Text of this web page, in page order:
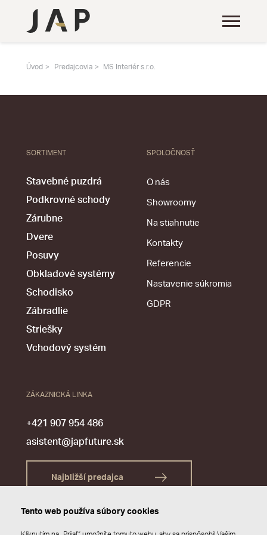
Úvod Predajcovia MS Interiér s.r.o.
SORTIMENT
Stavebné puzdrá
Podkrovné schody
Zárubne
Dvere
Posuvy
Obkladové systémy
Schodisko
Zábradlie
Striešky
Vchodový systém
SPOLOČNOSŤ
O nás
Showroomy
Na stiahnutie
Kontakty
Referencie
Nastavenie súkromia
GDPR
ZÁKAZNICKÁ LINKA
+421 907 954 486
asistent@japfuture.sk
Najbližší predajca
Tento web používa súbory cookies